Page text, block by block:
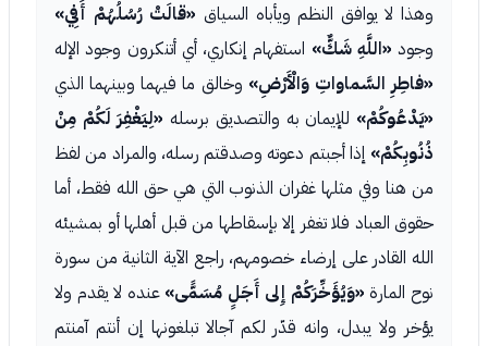
وهذا لا يوافق النظم ويأباه السياق «قالَتْ رُسُلُهُمْ أَفِي»
وجود «اللَّهِ شَكٌّ» استفهام إنكاري، أي أتنكرون وجود الإله
«فاطِرِ السَّماواتِ وَالْأَرْضِ» وخالق ما فيهما وبينهما الذي
«يَدْعُوكُمْ» للإيمان به والتصديق برسله «لِيَغْفِرَ لَكُمْ مِنْ
ذُنُوبِكُمْ» إذا أجبتم دعوته وصدقتم رسله، والمراد من لفظ
من هنا وفي مثلها غفران الذنوب التي هي حق الله فقط، أما
حقوق العباد فلا تغفر إلا بإسقاطها من قبل أهلها أو بمشيئه
الله القادر على إرضاء خصومهم، راجع الآية الثانية من سورة
نوح المارة «وَيُؤَخِّرَكُمْ إِلى أَجَلٍ مُسَمًّى» عنده لا يقدم ولا
يؤخر ولا يبدل، وانه قدّر لكم آجالا تبلغونها إن أنتم آمنتم